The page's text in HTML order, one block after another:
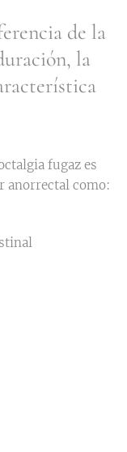
de la
la
fugaz es
anorrectal como: